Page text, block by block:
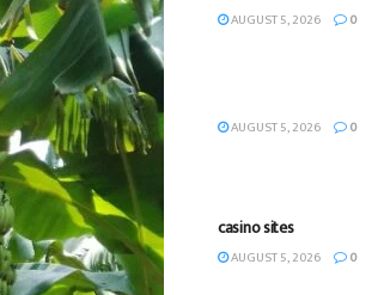
AUGUST 5, 2026 0
AUGUST 5, 2026 0
casino sites
AUGUST 5, 2026 0